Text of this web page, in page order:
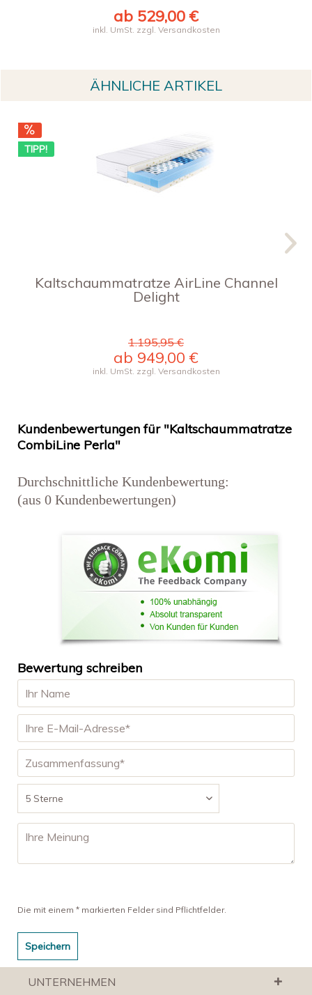
ab 529,00 €
inkl. UmSt. zzgl. Versandkosten
ÄHNLICHE ARTIKEL
TIPP!
Kaltschaummatratze AirLine Channel
Delight
1.195,95 €
ab 949,00 €
inkl. UmSt. zzgl. Versandkosten
Kundenbewertungen für "Kaltschaummatratze
CombiLine Perla"
Durchschnittliche Kundenbewertung:
(aus 0 Kundenbewertungen)
Bewertung schreiben
Die mit einem * markierten Felder sind Pflichtfelder.
Speichern
UNTERNEHMEN